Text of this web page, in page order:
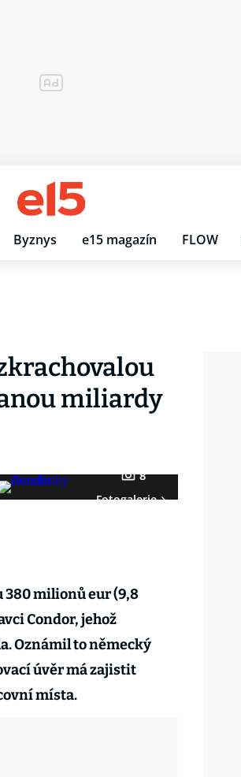
Byznys e15 magazín FLOW
miliardy
8
Fotogalerie
380 milionů eur (9,8
Condor, jehož
Oznámil to německý
úvěr má zajistit
místa.